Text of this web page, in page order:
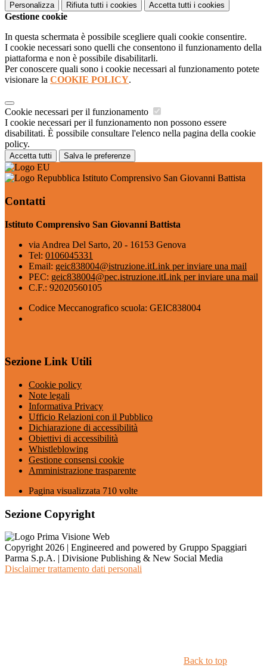
Personalizza Rifiuta tutti i cookies Accetta tutti i cookies
Gestione cookie
In questa schermata è possibile scegliere quali cookie consentire.
I cookie necessari sono quelli che consentono il funzionamento della
piattaforma e non è possibile disabilitarli.
Per conoscere quali sono i cookie necessari al funzionamento potete
visionare la COOKIE POLICY.
Cookie necessari per il funzionamento
I cookie necessari per il funzionamento non possono essere
disabilitati. È possibile consultare l'elenco nella pagina della cookie
policy.
Accetta tutti Salva le preferenze
Istituto Comprensivo San Giovanni Battista
Contatti
Istituto Comprensivo San Giovanni Battista
via Andrea Del Sarto, 20 - 16153 Genova
Tel: 0106045331
Email: geic838004@istruzione.itLink per inviare una mail
PEC: geic838004@pec.istruzione.itLink per inviare una mail
C.F.: 92020560105
Codice Meccanografico scuola: GEIC838004
Sezione Link Utili
Cookie policy
Note legali
Informativa Privacy
Ufficio Relazioni con il Pubblico
Dichiarazione di accessibilità
Obiettivi di accessibilità
Whistleblowing
Gestione consensi cookie
Amministrazione trasparente
Pagina visualizzata 710 volte
Sezione Copyright
Copyright 2026 | Engineered and powered by Gruppo Spaggiari
Parma S.p.A. | Divisione Publishing & New Social Media
Disclaimer trattamento dati personali
Back to top